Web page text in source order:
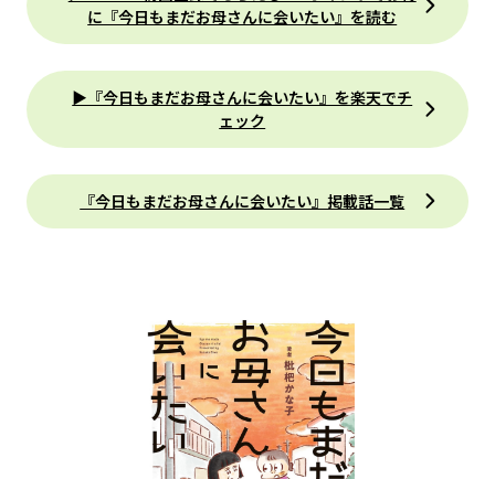
に『今日もまだお母さんに会いたい』を読む
▶『今日もまだお母さんに会いたい』を楽天でチ
ェック
『今日もまだお母さんに会いたい』掲載話一覧